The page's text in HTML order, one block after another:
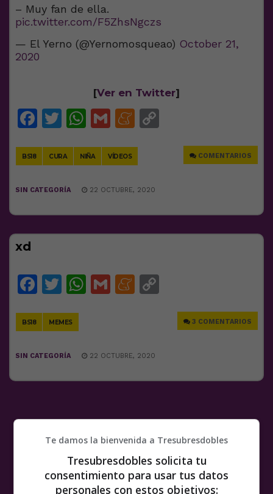
– Muy fan de ella.
pic.twitter.com/F5ZhsNgczs
— El Yerno (@Yernomosqueao) October 21,
2020
[Ver en Twitter]
Facebook
Twitter
WhatsApp
GmailMeneame
BS18 CURA NIÑA VÍDEOS COMENTARIOS
SIN CATEGORÍA 22 OCTUBRE, 2020
xd
Facebook
Twitter
WhatsApp
GmailMeneame
BS18 MEMES 3 COMENTARIOS
SIN CATEGORÍA 22 OCTUBRE, 2020
Te damos la bienvenida a Tresubresdobles
Tresubresdobles solicita tu
consentimiento para usar tus datos
personales con estos objetivos: